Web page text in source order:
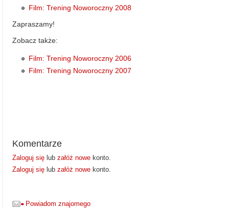
Film: Trening Noworoczny 2008
Zapraszamy!
Zobacz także:
Film: Trening Noworoczny 2006
Film: Trening Noworoczny 2007
Komentarze
Zaloguj się lub załóż nowe konto.
Zaloguj się lub załóż nowe konto.
Powiadom znajomego